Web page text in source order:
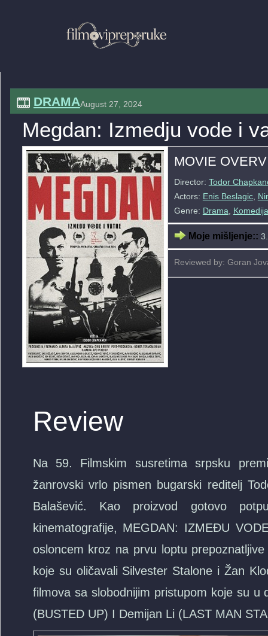
DRAMAAugust 27, 2024
Megdan: Izmedju vode i
MOVIE
Director: Todor
Actors: Enis Beslagic,
Genre: Drama Komedija
Moje mišljenje::
Reviewed by: Goran
Review
Na 59. Filmskim susretima srpsku
žanrovski vrlo pismen bugarski reditelj
Balašević. Kao proizvod gotovo
kinematografije, MEGDAN: IZMEĐU
osloncem kroz na prvu loptu
koje su oličavali Silvester Stalone i Žan
filmova sa slobodnijim pristupom koje su u
(BUSTED UP) I Demijan Li (LAST MAN